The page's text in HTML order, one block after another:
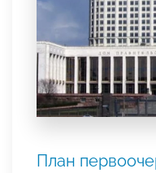
План